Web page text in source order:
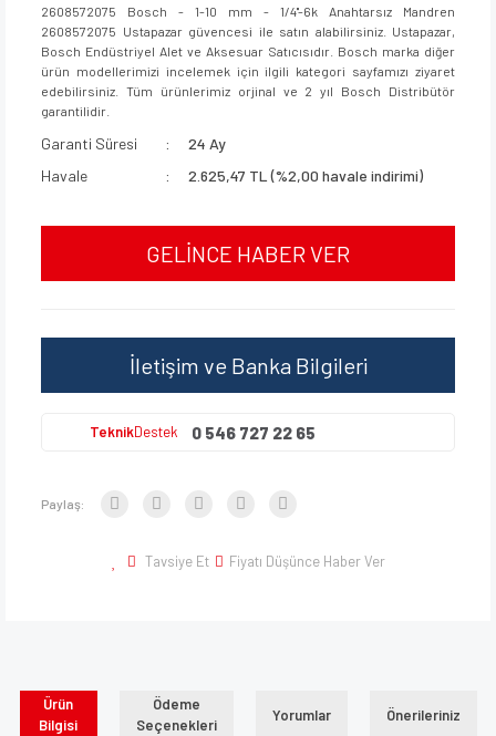
2608572075 Bosch - 1-10 mm - 1/4''-6k Anahtarsız Mandren
2608572075 Ustapazar güvencesi ile satın alabilirsiniz. Ustapazar,
Bosch Endüstriyel Alet ve Aksesuar Satıcısıdır. Bosch marka diğer
ürün modellerimizi incelemek için ilgili kategori sayfamızı ziyaret
edebilirsiniz. Tüm ürünlerimiz orjinal ve 2 yıl Bosch Distribütör
garantilidir.
Garanti Süresi
24 Ay
Havale
2.625,47 TL (%2,00 havale indirimi)
GELİNCE HABER VER
İletişim ve Banka Bilgileri
TeknikDestek 0 546 727 22 65
Paylaş:
Tavsiye Et Fiyatı Düşünce Haber Ver
Ürün
Bilgisi
Ödeme
Seçenekleri
Yorumlar Önerileriniz